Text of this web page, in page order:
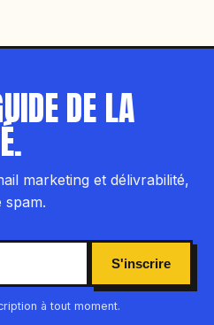
DE LA
marketing et délivrabilité,
spam.
S'inscrire
à tout moment.